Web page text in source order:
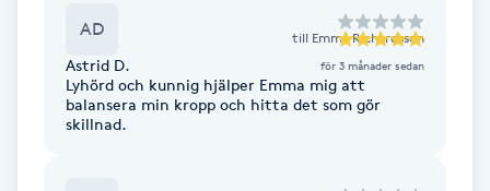
Diamantslipning
AD till Emma Richardsson
Astrid D. för 3 månader sedan
Lyhörd och kunnig hjälper Emma mig att
balansera min kropp och hitta det som gör
skillnad.